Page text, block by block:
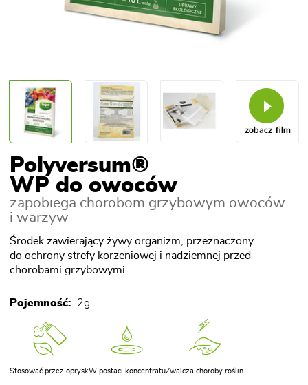
Polyversum®
WP do owoców
zapobiega chorobom grzybowym owoców
i warzyw
Środek zawierający żywy organizm, przeznaczony
do ochrony strefy korzeniowej i nadziemnej przed
chorobami grzybowymi.
Pojemność: 2g
Stosować przez opryskW postaci koncentratuZwalcza choroby roślin